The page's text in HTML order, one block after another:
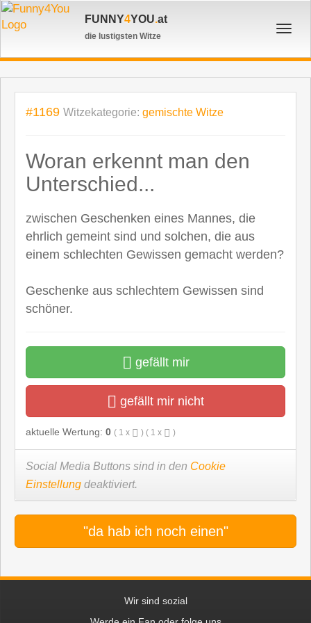
FUNNY4YOU.at
die lustigsten Witze
#1169 Witzekategorie: gemischte Witze
Woran erkennt man den
Unterschied...
zwischen Geschenken eines Mannes, die
ehrlich gemeint sind und solchen, die aus
einem schlechten Gewissen gemacht werden?
Geschenke aus schlechtem Gewissen sind
schöner.
gefällt mir
gefällt mir nicht
aktuelle Wertung: 0 ( 1 x ) ( 1 x )
Social Media Buttons sind in den Cookie
Einstellung deaktiviert.
"da hab ich noch einen"
Wir sind sozial